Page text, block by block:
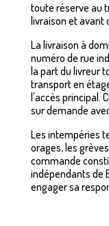
toute réserve au
livraison et avant
La livraison à
numéro de rue
la part du livreur
transport en
l'accès principal.
sur demande
Les intempéries
orages, les
commande
indépendants de
engager sa